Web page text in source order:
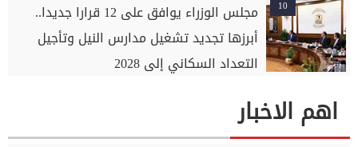
10
مجلس الوزراء يوافق على 12 قرارا جديدا..
أبرزها تجديد تشغيل مدارس النيل وتأجيل
التعداد السكاني إلى 2028
اهم الاخبار